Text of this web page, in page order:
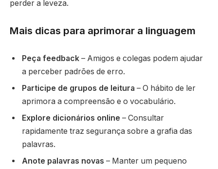
perder a leveza.
Mais dicas para aprimorar a linguagem
Peça feedback – Amigos e colegas podem ajudar
a perceber padrões de erro.
Participe de grupos de leitura – O hábito de ler
aprimora a compreensão e o vocabulário.
Explore dicionários online – Consultar
rapidamente traz segurança sobre a grafia das
palavras.
Anote palavras novas – Manter um pequeno